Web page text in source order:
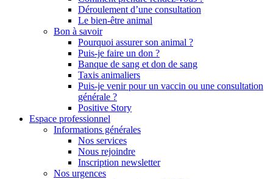
Déroulement d’une consultation
Le bien-être animal
Bon à savoir
Pourquoi assurer son animal ?
Puis-je faire un don ?
Banque de sang et don de sang
Taxis animaliers
Puis-je venir pour un vaccin ou une consultation
générale ?
Positive Story
Espace professionnel
Informations générales
Nos services
Nous rejoindre
Inscription newsletter
Nos urgences